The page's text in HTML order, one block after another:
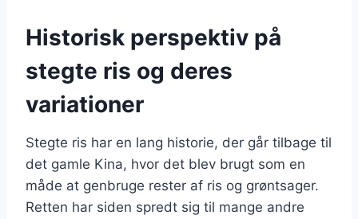
Historisk perspektiv på
stegte ris og deres
variationer
Stegte ris har en lang historie, der går tilbage til
det gamle Kina, hvor det blev brugt som en
måde at genbruge rester af ris og grøntsager.
Retten har siden spredt sig til mange andre